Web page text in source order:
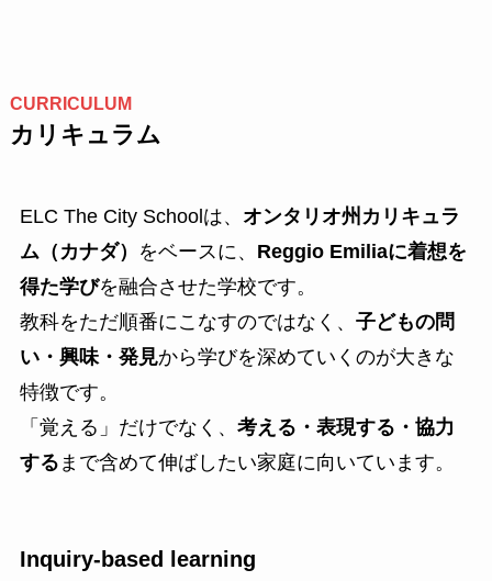
CURRICULUM
カリキュラム
ELC The City Schoolは、 オンタリオ州カリキュラ
ム（カナダ）
をベースに、 Reggio Emiliaに着想を
得た学びを融合させた学校です。
教科をただ順番にこなすのではなく、 子どもの問
い・興味・発見から学びを深めていくのが大きな
特徴です。
「覚える」だけでなく、 考える・表現する・協力
する まで含めて伸ばしたい家庭に向いています。
Inquiry-based learning